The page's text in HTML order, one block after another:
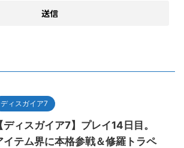
ディスガイア7
【ディスガイア7】プレイ14日目。
イテム界に本格参戦＆修羅トラペ